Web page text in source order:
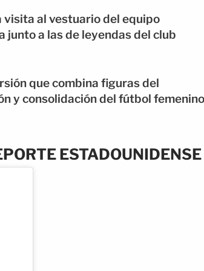
al vestuario del equipo
junto a las de leyendas del club
que combina figuras del
y consolidación del fútbol femenino
ESTADOUNIDENSE